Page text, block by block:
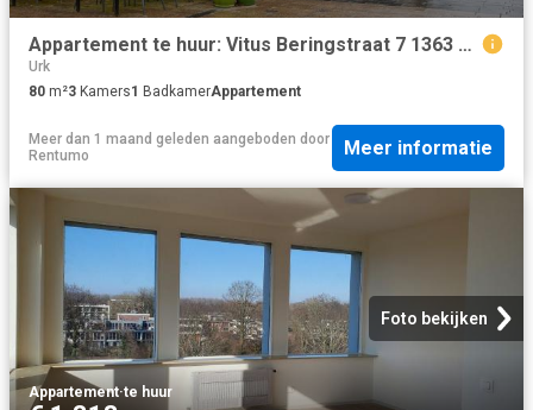
Appartement te huur: Vitus Beringstraat 7 1363 LR Almere
Urk
80 m²3 Kamers1 BadkamerAppartement
Meer dan 1 maand geleden aangeboden door
Rentumo
Meer informatie
Foto bekijken
Appartement·te huur